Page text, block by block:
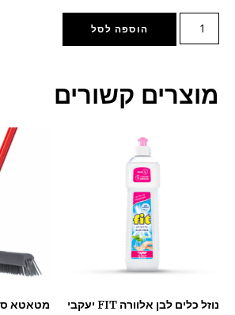
הוספה לסל
מוצרים קשורים
נוזל כלים לבן אלוורה FIT יעקבי
מטאטא